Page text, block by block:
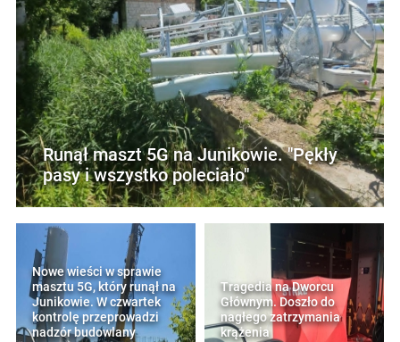
Runął maszt 5G na Junikowie. "Pękły
pasy i wszystko poleciało"
Nowe wieści w sprawie
masztu 5G, który runął na
Junikowie. W czwartek
kontrolę przeprowadzi
nadzór budowlany
Tragedia na Dworcu
Głównym. Doszło do
nagłego zatrzymania
krążenia